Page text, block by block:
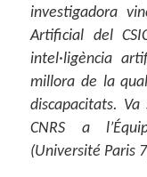
investigadora
Artificial del
intel·ligència
millora de la
discapacitats.
CNRS a
(Université Paris